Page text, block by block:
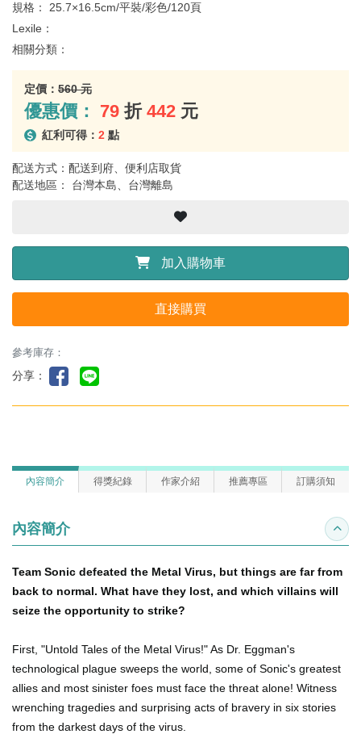
規格： 25.7×16.5cm/平裝/彩色/120頁
Lexile：
相關分類：
定價： 560 元
優惠價： 79 折 442 元
紅利可得： 2 點
配送方式：配送到府、便利店取貨
配送地區： 台灣本島、台灣離島
加入購物車
直接購買
參考庫存：
分享：
內容簡介 得獎紀錄 作家介紹 推薦專區 訂購須知
內容簡介 收合
Team Sonic defeated the Metal Virus, but things are far from
back to normal. What have they lost, and which villains will
seize the opportunity to strike?
First, "Untold Tales of the Metal Virus!" As Dr. Eggman's
technological plague sweeps the world, some of Sonic's greatest
allies and most sinister foes must face the threat alone! Witness
wrenching tragedies and surprising acts of bravery in six stories
from the darkest days of the virus.